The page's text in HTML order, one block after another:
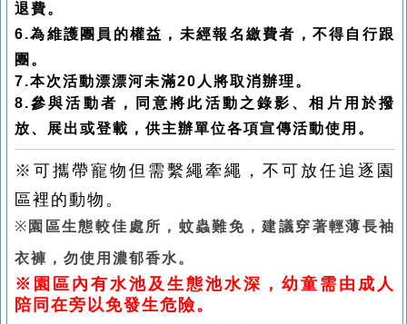
退費。
6.為維護團員的權益，未經報名繳費者，不得自行跟
團。
7.本次活動漂漂河未滿20人將取消辦理。
8.參與活動者，同意將此活動之錄影、相片用於撥
放、展出或登載，供主辦單位各項宣傳活動使用。
※可攜帶寵物但需繫繩牽繩，不可放任追逐園
區裡的動物。
※ 園區生態較佳處所，蚊蟲難免，建議穿著輕薄長袖
衣褲，勿使用濃郁香水。
※園區內有水池及生態池水深，幼童需由成人
陪同在旁以免發生危險。